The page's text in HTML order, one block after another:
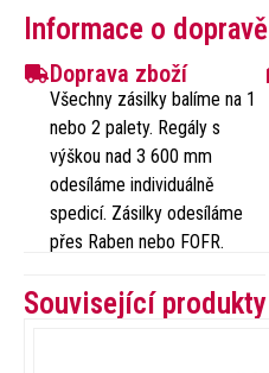
Informace o dopravě
Doprava zboží
Všechny zásilky balíme na 1
nebo 2 palety. Regály s
výškou nad 3 600 mm
odesíláme individuálně
spedicí. Zásilky odesíláme
přes Raben nebo FOFR.
Související produkty